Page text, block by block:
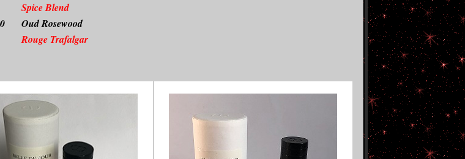
Spice Blend
Oud Rosewood
Rouge Trafalgar